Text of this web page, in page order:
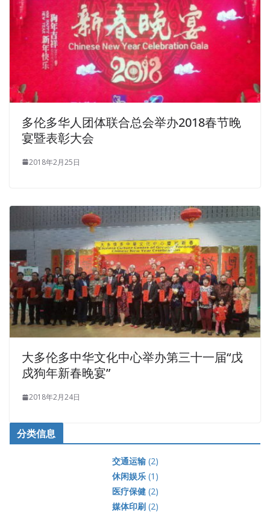
多伦多华人团体联合总会举办2018春节晚
宴暨表彰大会
2018年2月25日
大多伦多中华文化中心举办第三十一届“戊
戍狗年新春晚宴”
2018年2月24日
分类信息
交通运输(2)
休闲娱乐(1)
医疗保健(2)
媒体印刷(2)